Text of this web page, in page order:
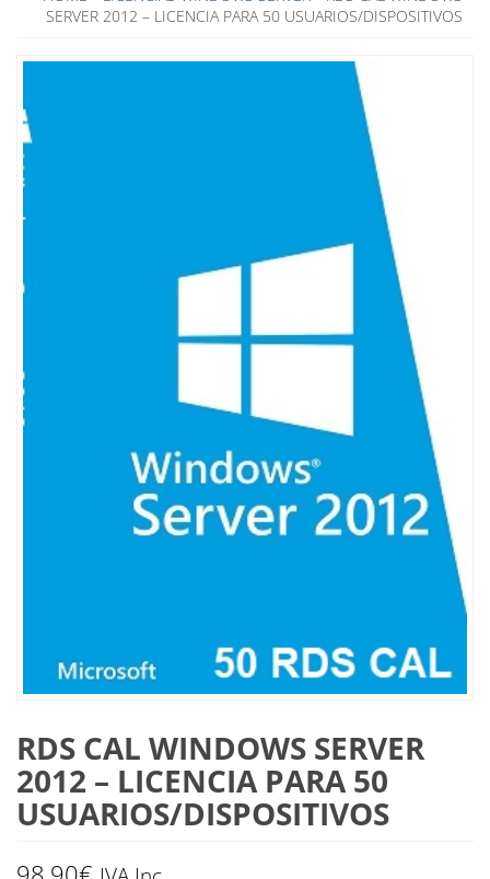
SERVER 2012 – LICENCIA PARA 50 USUARIOS/DISPOSITIVOS
RDS CAL WINDOWS SERVER
2012 – LICENCIA PARA 50
USUARIOS/DISPOSITIVOS